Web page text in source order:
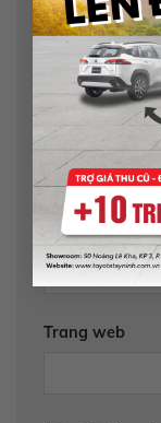
Tên
Email*
Trang web